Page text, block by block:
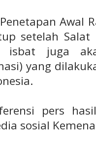
Awal
setelah
isbat juga
yang
pers
sosial